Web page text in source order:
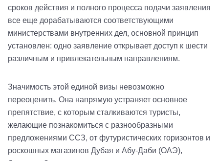
сроков действия и полного процесса подачи заявления
все еще дорабатываются соответствующими
министерствами внутренних дел, основной принцип
установлен: одно заявление открывает доступ к шести
различным и привлекательным направлениям.
Значимость этой единой визы невозможно
переоценить. Она напрямую устраняет основное
препятствие, с которым сталкиваются туристы,
желающие познакомиться с разнообразными
предложениями ССЗ, от футуристических горизонтов и
роскошных магазинов Дубая и Абу-Даби (ОАЭ),